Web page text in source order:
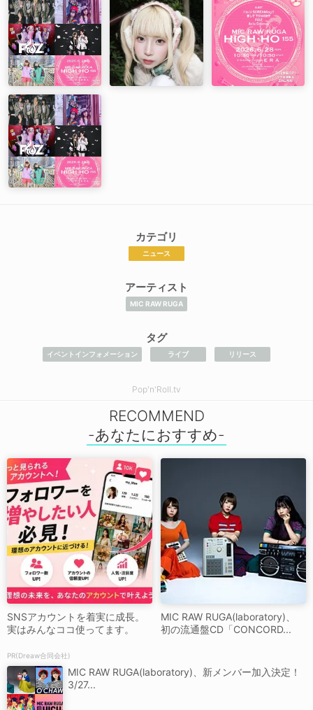
カテゴリ
ニュース
アーティスト
MIC RAW RUGA
タグ
イベントインフォメーション ライブ リリース
Pop'n'Roll.tv
RECOMMEND
SNSアカウントを着実に成長。
実はみんなココ使ってます。
PR(Dreaw合同会社)
MIC RAW RUGA(laboratory)、
初の流通盤CD「CONCORD...
MIC RAW RUGA(laboratory)、新メンバー加入決定！
3/27...